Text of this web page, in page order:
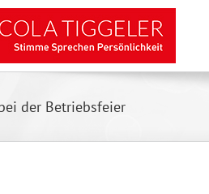
der Betriebsfeier